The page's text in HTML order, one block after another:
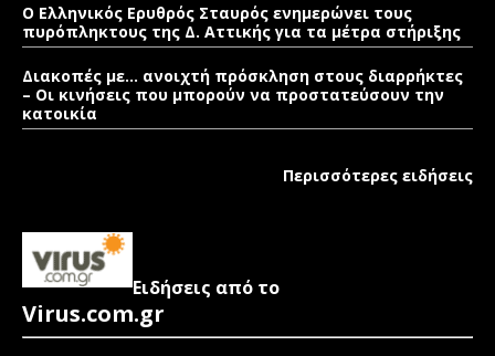
Ο Ελληνικός Ερυθρός Σταυρός ενημερώνει τους
πυρόπληκτους της Δ. Αττικής για τα μέτρα στήριξης
Διακοπές με… ανοιχτή πρόσκληση στους διαρρήκτες
– Οι κινήσεις που μπορούν να προστατεύσουν την
κατοικία
Περισσότερες ειδήσεις
Ειδήσεις από το
Virus.com.gr